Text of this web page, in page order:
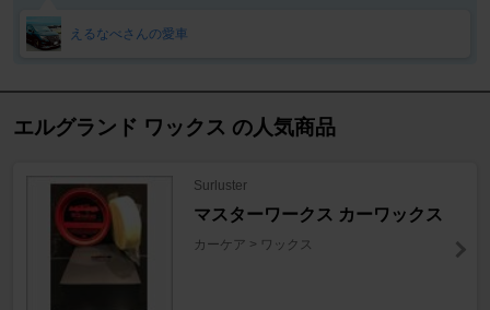
えるなべさんの愛車
エルグランド ワックス の人気商品
Surluster
マスターワークス カーワックス
カーケア > ワックス